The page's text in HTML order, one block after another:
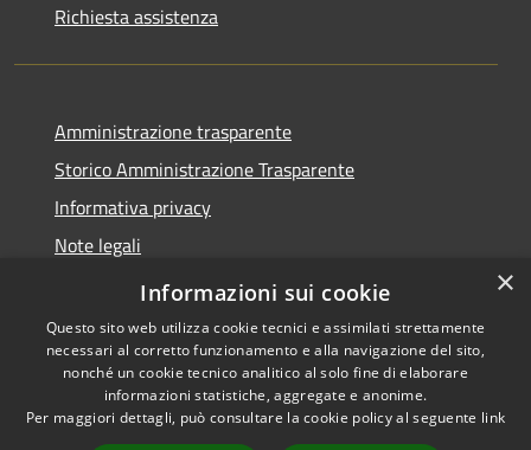
Richiesta assistenza
Amministrazione trasparente
Storico Amministrazione Trasparente
Informativa privacy
Note legali
Dichiarazione di accessibilità
Accessibilità
Copyright © 2026 • Comune di
Castellalto • Powered by
×
Informazioni sui cookie
Questo sito web utilizza cookie tecnici e assimilati strettamente
necessari al corretto funzionamento e alla navigazione del sito,
nonché un cookie tecnico analitico al solo fine di elaborare
informazioni statistiche, aggregate e anonime.
Per maggiori dettagli, può consultare la cookie policy al seguente link